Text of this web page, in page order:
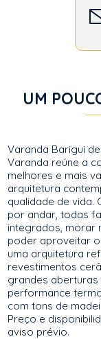
UM
Varanda Barigui
Varanda reúne a
melhores e mais
arquitetura
qualidade de vida.
por andar, todas
integrados, morar
poder aproveitar
uma arquitetura
revestimentos
grandes
performance
com tons de
Preço e
aviso prévio.